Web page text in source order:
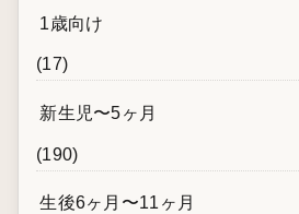
1歳向け
(17)
新生児〜5ヶ月
(190)
生後6ヶ月〜11ヶ月